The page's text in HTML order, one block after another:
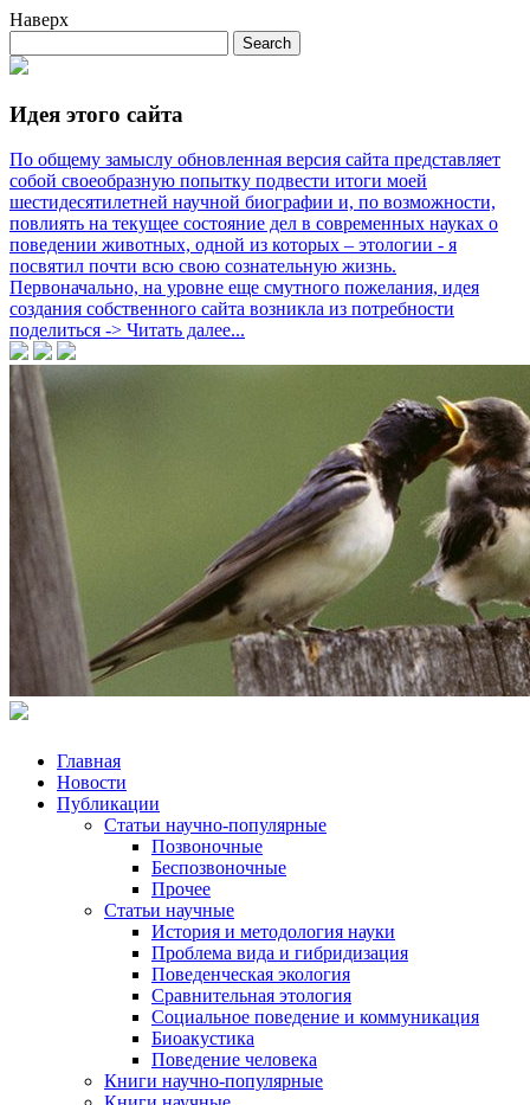
Наверх
Идея этого сайта
По общему замыслу обновленная версия сайта представляет
собой своеобразную попытку подвести итоги моей
шестидесятилетней научной биографии и, по возможности,
повлиять на текущее состояние дел в современных науках о
поведении животных, одной из которых – этологии - я
посвятил почти всю свою сознательную жизнь.
Первоначально, на уровне еще смутного пожелания, идея
создания собственного сайта возникла из потребности
поделиться -> Читать далее...
Главная
Новости
Публикации
Статьи научно-популярные
Позвоночные
Беспозвоночные
Прочее
Статьи научные
История и методология науки
Проблема вида и гибридизация
Поведенческая экология
Сравнительная этология
Социальное поведение и коммуникация
Биоакустика
Поведение человека
Книги научно-популярные